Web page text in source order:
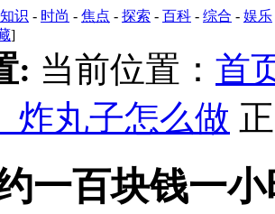
知识 - 时尚 - 焦点 - 探索 - 百科 - 综合 - 娱乐
]
: 当前位置： 首
炸丸子怎么做
约一百块钱一